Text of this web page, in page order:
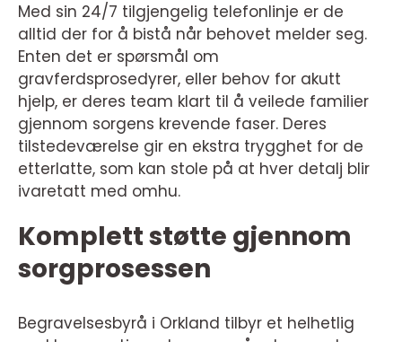
Med sin 24/7 tilgjengelig telefonlinje er de
alltid der for å bistå når behovet melder seg.
Enten det er spørsmål om
gravferdsprosedyrer, eller behov for akutt
hjelp, er deres team klart til å veilede familier
gjennom sorgens krevende faser. Deres
tilstedeværelse gir en ekstra trygghet for de
etterlatte, som kan stole på at hver detalj blir
ivaretatt med omhu.
Komplett støtte gjennom
sorgprosessen
Begravelsesbyrå i Orkland tilbyr et helhetlig